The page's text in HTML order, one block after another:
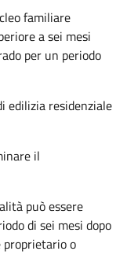
familiare
a sei mesi
per un periodo
edilizia residenziale
il
può essere
di sei mesi dopo
o